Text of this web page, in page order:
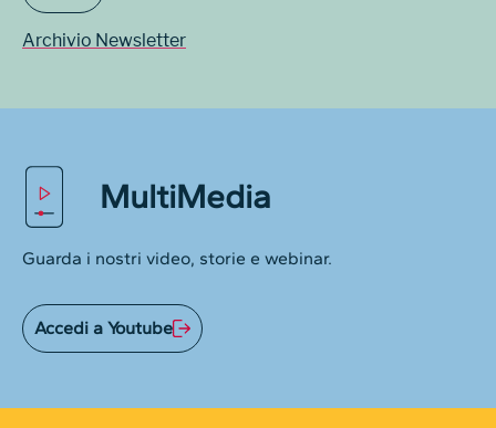
Archivio Newsletter
MultiMedia
Guarda i nostri video, storie e webinar.
Accedi a Youtube